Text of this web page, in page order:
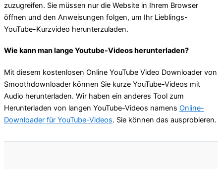
zuzugreifen. Sie müssen nur die Website in Ihrem Browser
öffnen und den Anweisungen folgen, um Ihr Lieblings-
YouTube-Kurzvideo herunterzuladen.
Wie kann man lange Youtube-Videos herunterladen?
Mit diesem kostenlosen Online YouTube Video Downloader von
Smoothdownloader können Sie kurze YouTube-Videos mit
Audio herunterladen. Wir haben ein anderes Tool zum
Herunterladen von langen YouTube-Videos namens Online-
Downloader für YouTube-Videos. Sie können das ausprobieren.